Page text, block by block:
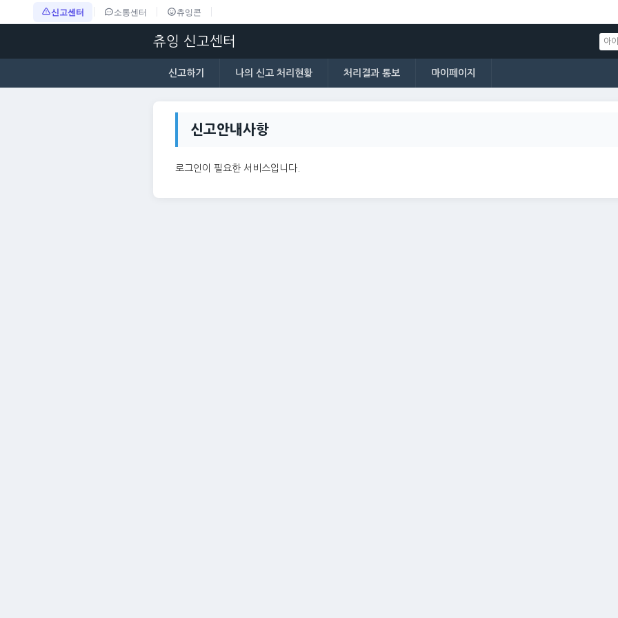
신고센터 소통센터 츄잉콘
츄잉 신고센터
신고하기 나의 신고 처리현황 처리결과 통보 마이페이지
신고안내사항
로그인이 필요한 서비스입니다.